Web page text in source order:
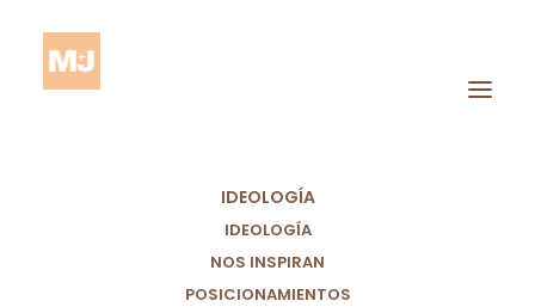
IDEOLOGÍA
IDEOLOGÍA
NOS INSPIRAN
POSICIONAMIENTOS